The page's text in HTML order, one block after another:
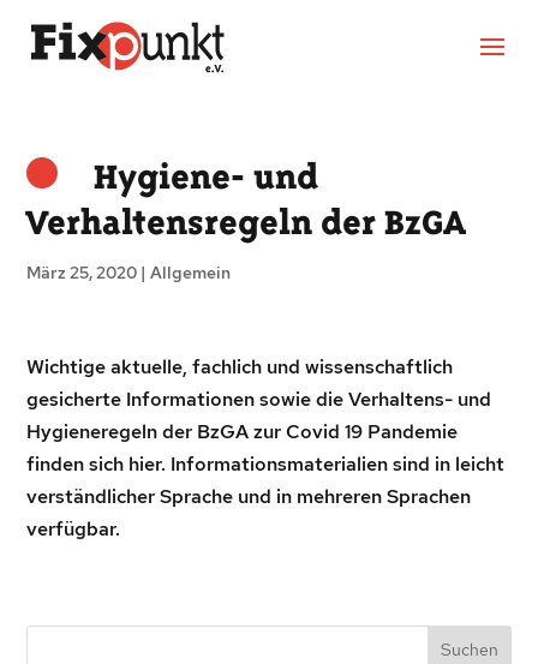
Hygiene- und
Verhaltensregeln der BzGA
März 25, 2020 |Allgemein
Wichtige aktuelle, fachlich und wissenschaftlich
gesicherte Informationen sowie die Verhaltens- und
Hygieneregeln der BzGA zur Covid 19 Pandemie
finden sich hier. Informationsmaterialien sind in leicht
verständlicher Sprache und in mehreren Sprachen
verfügbar.